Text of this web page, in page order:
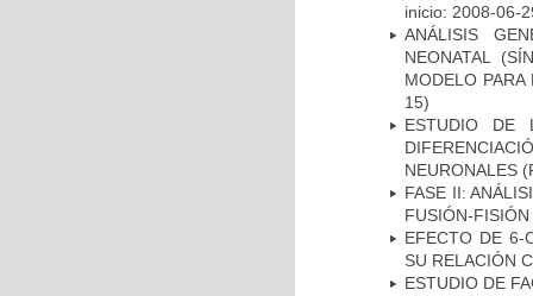
inicio: 2008-06-
ANÁLISIS
NEONATAL
MODELO
15)
ESTUDIO DE
NEURONALES
FASE II:
FUSIÓN-
EFECTO DE 6-
SU RELACIÓN
ESTUDIO DE